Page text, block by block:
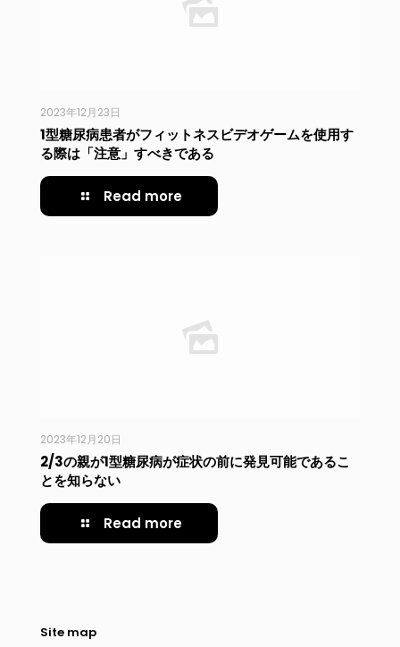
2023年12月23日
1型糖尿病患者がフィットネスビデオゲームを使用す
る際は「注意」すべきである
Read more
2023年12月20日
2/3の親が1型糖尿病が症状の前に発見可能であるこ
とを知らない
Read more
Site map